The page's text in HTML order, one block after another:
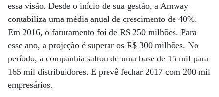
essa visão. Desde o início de sua gestão, a Amway
contabiliza uma média anual de crescimento de 40%.
Em 2016, o faturamento foi de R$ 250 milhões. Para
esse ano, a projeção é superar os R$ 300 milhões. No
período, a companhia saltou de uma base de 15 mil para
165 mil distribuidores. E prevê fechar 2017 com 200 mil
empresários.